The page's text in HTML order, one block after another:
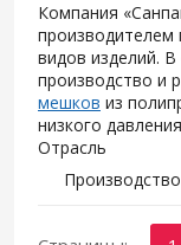
Компания
производителем
видов изделий.
производство и
мешков из
низкого
Отрасль